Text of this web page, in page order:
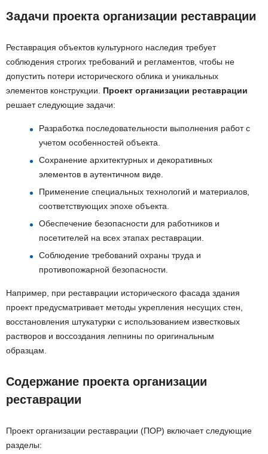
Задачи проекта организации реставрации
Реставрация объектов культурного наследия требует
соблюдения строгих требований и регламентов, чтобы не
допустить потери исторического облика и уникальных
элементов конструкции. Проект организации реставрации
решает следующие задачи:
Разработка последовательности выполнения работ с
учетом особенностей объекта.
Сохранение архитектурных и декоративных
элементов в аутентичном виде.
Применение специальных технологий и материалов,
соответствующих эпохе объекта.
Обеспечение безопасности для работников и
посетителей на всех этапах реставрации.
Соблюдение требований охраны труда и
противопожарной безопасности.
Например, при реставрации исторического фасада здания
проект предусматривает методы укрепления несущих стен,
восстановления штукатурки с использованием известковых
растворов и воссоздания лепнины по оригинальным
образцам.
Содержание проекта организации
реставрации
Проект организации реставрации (ПОР) включает следующие
разделы: